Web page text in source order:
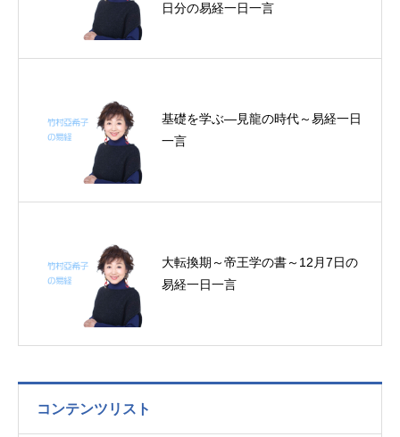
日分の易経一日一言
基礎を学ぶ―見龍の時代～易経一日
一言
大転換期～帝王学の書～12月7日の
易経一日一言
コンテンツリスト